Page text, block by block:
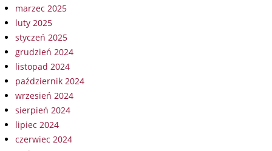
marzec 2025
luty 2025
styczeń 2025
grudzień 2024
listopad 2024
październik 2024
wrzesień 2024
sierpień 2024
lipiec 2024
czerwiec 2024